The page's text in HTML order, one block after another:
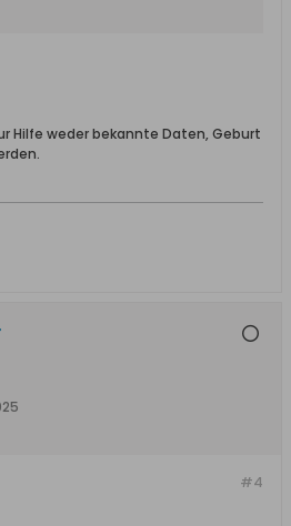
Hilfe weder bekannte Daten, Geburt
#4